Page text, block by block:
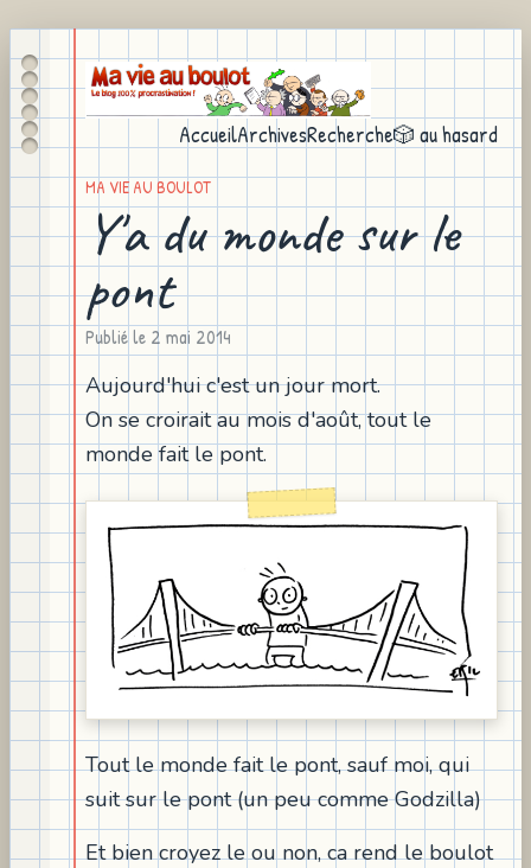
AccueilArchivesRecherche🎲 au hasard
MA VIE AU BOULOT
Y'a du monde sur le
pont
Publié le 2 mai 2014
Aujourd'hui c'est un jour mort.
On se croirait au mois d'août, tout le
monde fait le pont.
Tout le monde fait le pont, sauf moi, qui
suit sur le pont (un peu comme Godzilla)
Et bien croyez le ou non, ca rend le boulot